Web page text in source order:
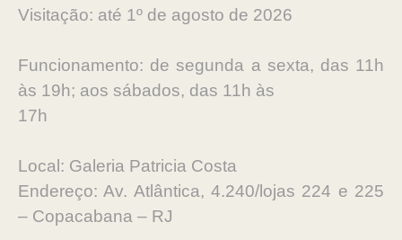
Visitação: até 1º de agosto de 2026
Funcionamento: de segunda a sexta, das 11h
às 19h; aos sábados, das 11h às
17h
Local: Galeria Patricia Costa
Endereço: Av. Atlântica, 4.240/lojas 224 e 225
– Copacabana – RJ